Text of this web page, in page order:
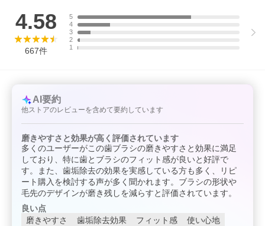
4.58
667件
5
4
3
2
1
AI要約
他ストアのレビューを含めて要約しています
磨きやすさと効果が高く評価されています
多くのユーザーがこの歯ブラシの磨きやすさと効果に満足
しており、特に歯とブラシのフィット感が良いと好評で
す。また、歯垢除去の効果を実感している方も多く、リピ
ート購入を検討する声が多く聞かれます。ブラシの形状や
毛先のデザインが磨き残しを減らすと評価されています。
良い点
磨きやすさ
歯垢除去効果 フィット感
使い心地